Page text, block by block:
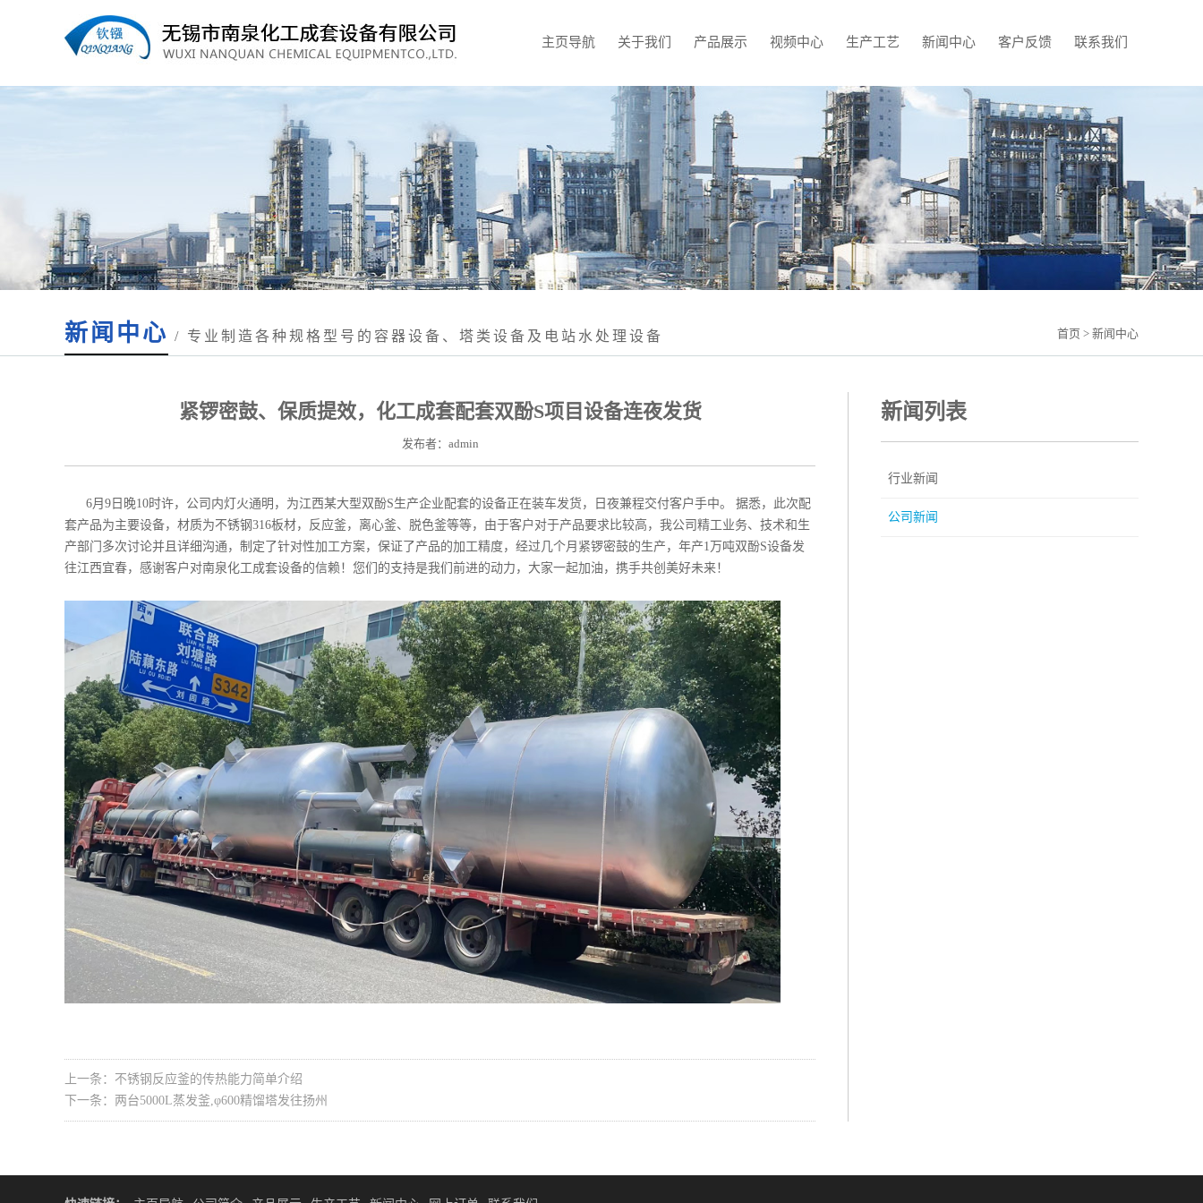
主页导航 关于我们 产品展示 视频中心 生产工艺 新闻中心 客户反馈 联系我们
新闻中心 / 专业制造各种规格型号的容器设备、塔类设备及电站水处理设备 首页 > 新闻中心
新闻列表
行业新闻
公司新闻
紧锣密鼓、保质提效，化工成套配套双酚S项目设备连夜发货
发布者：admin
6月9日晚10时许，公司内灯火通明，为江西某大型双酚S生产企业配套的设备正在装车发货，日夜兼程交付客户手中。 据悉，此次配
套产品为主要设备，材质为不锈钢316板材，反应釜，离心釜、脱色釜等等，由于客户对于产品要求比较高，我公司精工业务、技术和生
产部门多次讨论并且详细沟通，制定了针对性加工方案，保证了产品的加工精度，经过几个月紧锣密鼓的生产，年产1万吨双酚S设备发
往江西宜春，感谢客户对南泉化工成套设备的信赖！您们的支持是我们前进的动力，大家一起加油，携手共创美好未来！
上一条：不锈钢反应釜的传热能力简单介绍
下一条：两台5000L蒸发釜,φ600精馏塔发往扬州